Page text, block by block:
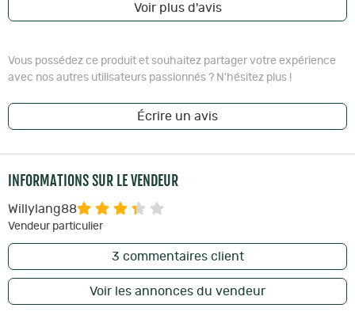
Voir plus d'avis
Vous possédez ce produit et souhaitez partager votre expérience
avec nos autres utilisateurs passionnés ? N'hésitez plus !
Écrire un avis
INFORMATIONS SUR LE VENDEUR
Willylang88
Vendeur particulier
3 commentaires client
Voir les annonces du vendeur